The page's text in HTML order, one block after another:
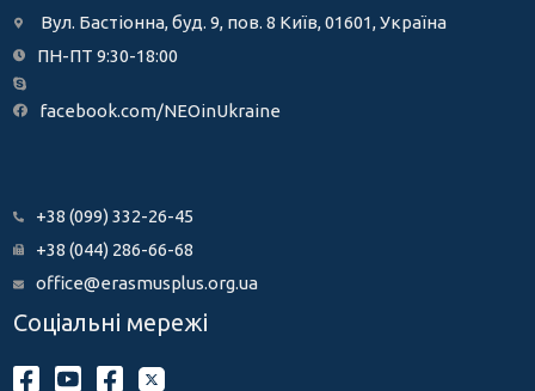
Вул. Бастіонна, буд. 9, пов. 8 Київ, 01601, Україна
ПН-ПТ 9:30-18:00
facebook.com/NEOinUkraine
+38 (099) 332-26-45
+38 (044) 286-66-68
office@erasmusplus.org.ua
Соціальні мережі